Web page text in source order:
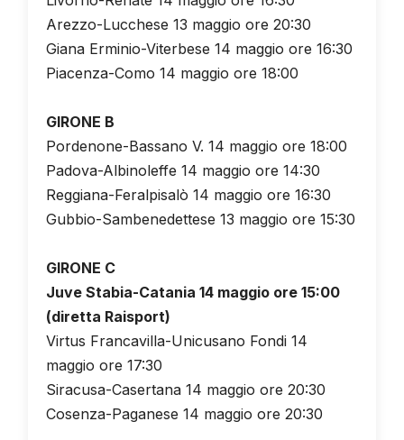
Arezzo-Lucchese 13 maggio ore 20:30
Giana Erminio-Viterbese 14 maggio ore 16:30
Piacenza-Como 14 maggio ore 18:00
GIRONE B
Pordenone-Bassano V. 14 maggio ore 18:00
Padova-Albinoleffe 14 maggio ore 14:30
Reggiana-Feralpisalò 14 maggio ore 16:30
Gubbio-Sambenedettese 13 maggio ore 15:30
GIRONE C
Juve Stabia-Catania 14 maggio ore 15:00
(diretta Raisport)
Virtus Francavilla-Unicusano Fondi 14
maggio ore 17:30
Siracusa-Casertana 14 maggio ore 20:30
Cosenza-Paganese 14 maggio ore 20:30